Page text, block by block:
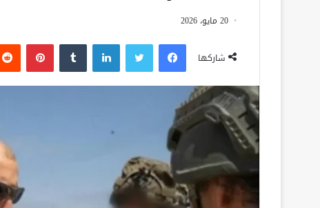
20 مايو، 2026
شاركها
فيسبوك لينكدإن بينتيريست